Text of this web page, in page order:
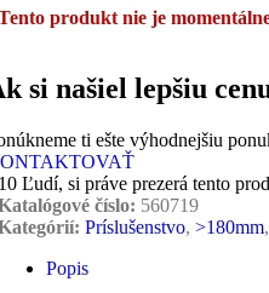
Horské - MTB
Retro, klasicke, city
Trojkolka
produkt nie je
si našiel lepšiu
ti ešte výhodnejšiu
Ľudí, si práve prezerá tento
číslo: 560719
Príslušenstvo, >180mm,
Popis